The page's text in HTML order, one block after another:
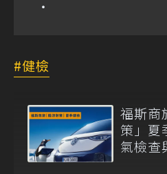
健檢
福斯商
策」夏
氣檢查